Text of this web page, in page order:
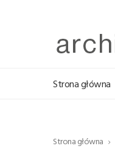
Strona główna
Strona główna